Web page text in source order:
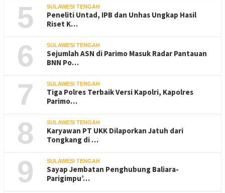
5 SULAWESI TENGAH
Peneliti Untad, IPB dan Unhas Ungkap Hasil
Riset K…
6 SULAWESI TENGAH
Sejumlah ASN di Parimo Masuk Radar Pantauan
BNN Po…
7 SULAWESI TENGAH
Tiga Polres Terbaik Versi Kapolri, Kapolres
Parimo…
8 SULAWESI TENGAH
Karyawan PT UKK Dilaporkan Jatuh dari
Tongkang di …
9 SULAWESI TENGAH
Sayap Jembatan Penghubung Baliara-
Parigimpu’…